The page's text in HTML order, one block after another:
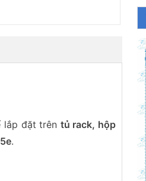
lắp đặt trên tủ rack, hộp
.